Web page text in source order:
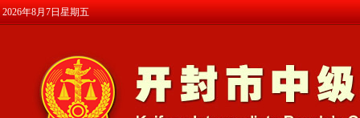
2026年8月7日星期五